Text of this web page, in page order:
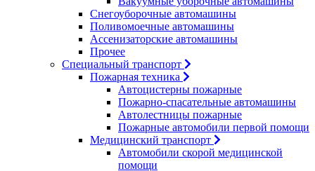
Снегоуборочные автомашины
Поливомоечные автомашины
Ассенизаторские автомашины
Прочее
Специальный транспорт
Пожарная техника
Автоцистерны пожарные
Пожарно-спасательные автомашины
Автолестницы пожарные
Пожарные автомобили первой помощи
Медицинский транспорт
Автомобили скорой медицинской
помощи